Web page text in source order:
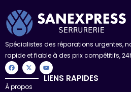
Spécialistes des réparations urgentes,
rapide et fiable à des prix compétitifs,
F
a
c
b
X
-
t
i
Y
o
u
t
LIENS RAPIDES
À propos